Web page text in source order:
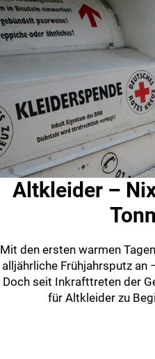
Altkleider –
Mit den ersten warmen
alljährliche Frühjahrsputz an
Doch seit Inkrafttreten der
für Altkleider zu